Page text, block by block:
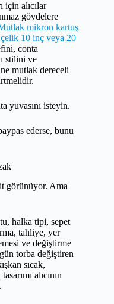
için alıcılar
gövdelere
mikron kartuş
10 inç veya 20
conta
stilini ve
mutlak dereceli
yuvasını isteyin.
ederse, bunu
görünüyor. Ama
halka tipi, sepet
tahliye, yer
ve değiştirme
torba değiştiren
sıcak,
alıcının